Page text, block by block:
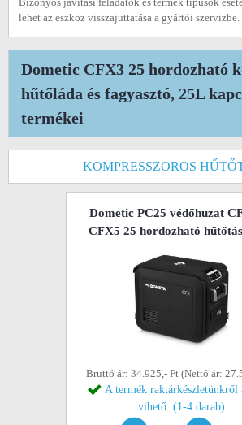
lehet az eszköz visszajuttatása a gyártói szervizbe.
Dometic CFX3 25 hordozható
hűtőláda és fagyasztó, 25L
termékei
KOMPRESSZOROS
Dometic PC25 védőhuzat
CFX5 25 hordozható
Bruttó ár: 34.925,- Ft (Nettó ár:
A termék raktárkészletünkről
vihető. (1-4 darab)